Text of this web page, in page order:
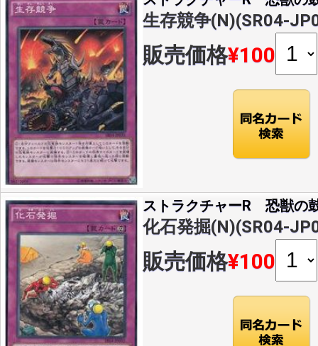
生存競争(N)(SR04-
販売価格¥100
ストラクチャーR 恐獣の
化石発掘(N)(SR04-
販売価格¥100